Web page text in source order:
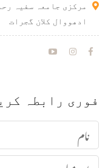
مرکزی جامعہ سفیہ
ادھووال کلان گجرات
فوری رابطہ